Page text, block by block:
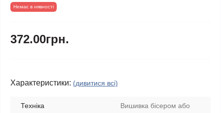
Немає в нявності
372.00грн.
Характеристики: (дивитися всі)
Техніка
Вишивка бісером або